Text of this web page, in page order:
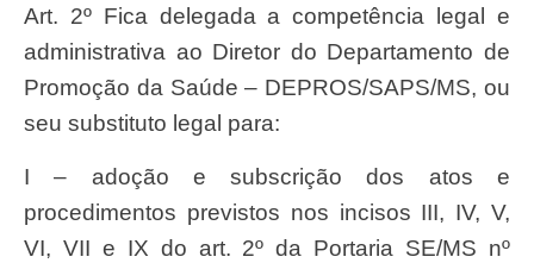
Art. 2º Fica delegada a competência legal e
administrativa ao Diretor do Departamento de
Promoção da Saúde – DEPROS/SAPS/MS, ou
seu substituto legal para:
I – adoção e subscrição dos atos e
procedimentos previstos nos incisos III, IV, V,
VI, VII e IX do art. 2º da Portaria SE/MS nº